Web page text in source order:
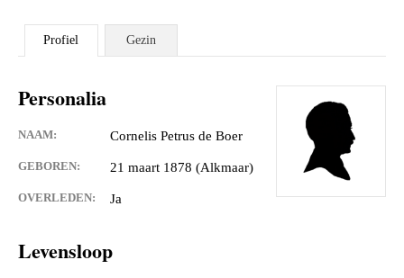
Profiel Gezin
Personalia
NAAM: Cornelis Petrus de Boer
GEBOREN: 21 maart 1878 (Alkmaar)
OVERLEDEN: Ja
Levensloop